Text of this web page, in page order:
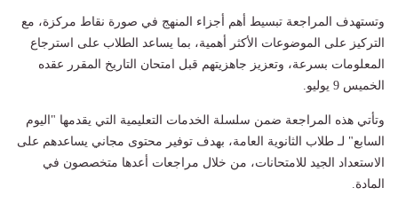
وتستهدف المراجعة تبسيط أهم أجزاء المنهج في صورة نقاط مركزة، مع
التركيز على الموضوعات الأكثر أهمية، بما يساعد الطلاب على استرجاع
المعلومات بسرعة، وتعزيز جاهزيتهم قبل امتحان التاريخ المقرر عقده
الخميس 9 يوليو.
وتأتي هذه المراجعة ضمن سلسلة الخدمات التعليمية التي يقدمها "اليوم
السابع" لـ طلاب الثانوية العامة، بهدف توفير محتوى مجاني يساعدهم على
الاستعداد الجيد للامتحانات، من خلال مراجعات أعدها متخصصون في
المادة.